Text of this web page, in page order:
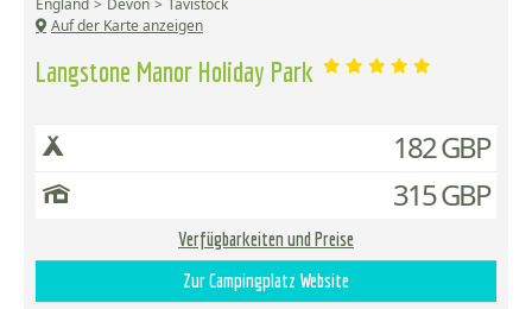
Langstone Manor Holiday Park
Auf der Karte anzeigen
182 GBP
315 GBP
Verfügbarkeiten und Preise
Zur Campingplatz Website